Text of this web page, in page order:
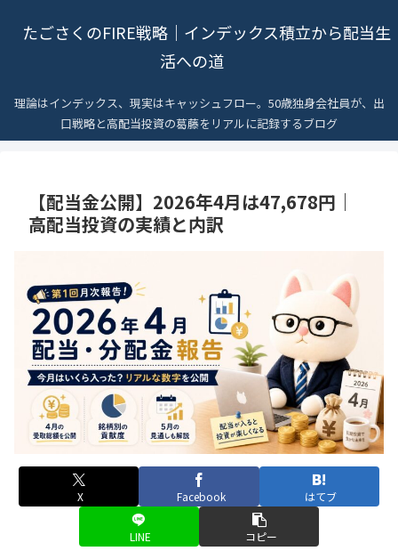
たごさくのFIRE戦略｜インデックス積立から配当生
活への道
理論はインデックス、現実はキャッシュフロー。50歳独身会社員が、出
口戦略と高配当投資の葛藤をリアルに記録するブログ
【配当金公開】2026年4月は47,678円｜
高配当投資の実績と内訳
X Facebook はてブ
LINE コピー